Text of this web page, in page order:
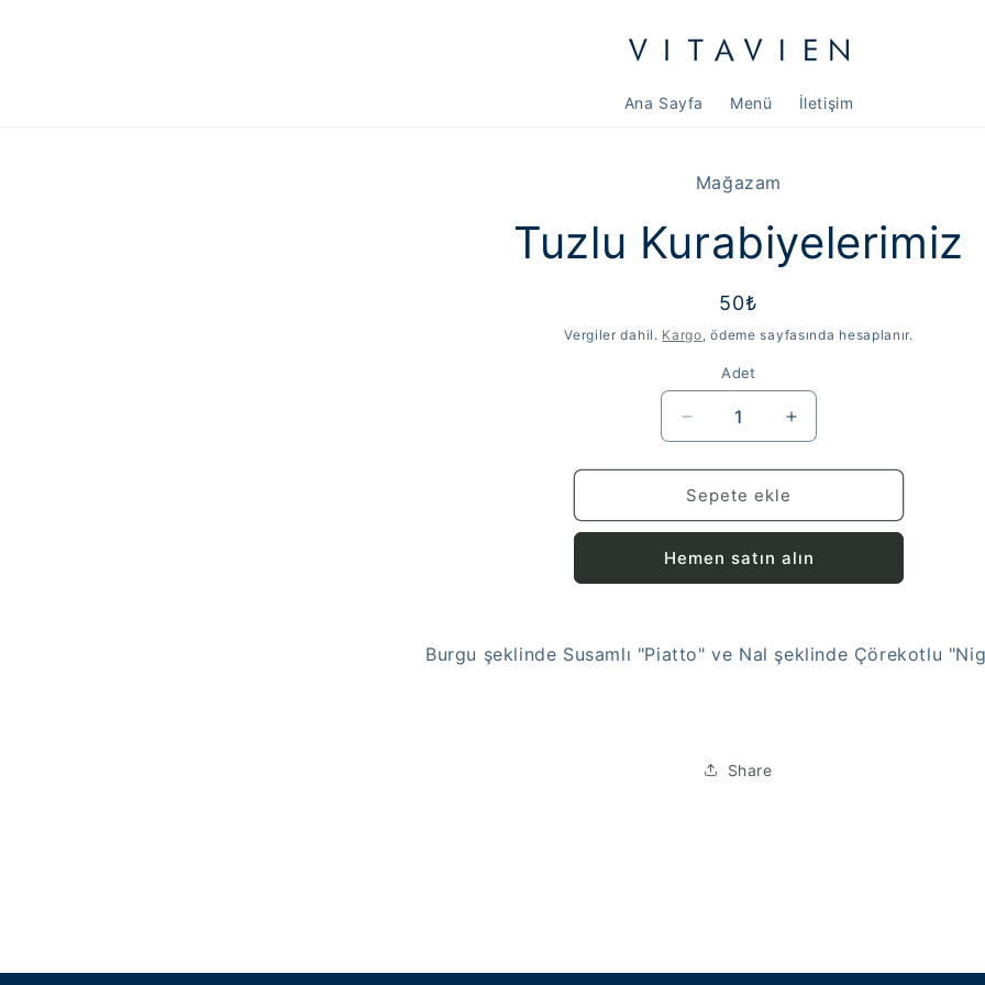
Ana Sayfa Menü İletişim
Mağazam
Tuzlu Kurabiyelerimiz
Normal
fiyat
50₺
Vergiler dahil. Kargo, ödeme sayfasında hesaplanır.
Adet
Kurabiyelerimiz
için
adedi
azaltın
Tuzlu
Kurabiyelerimiz
için
artırın
Sepete ekle
Hemen satın alın
Burgu şeklinde Susamlı "Piatto" ve Nal şeklinde Çörekotlu
Share